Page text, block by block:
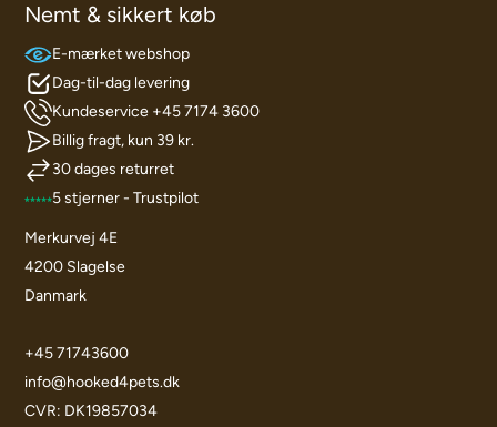
Nemt & sikkert køb
E-mærket webshop
Dag-til-dag levering
Kundeservice +45 7174 3600
Billig fragt, kun 39 kr.
30 dages returret
5 stjerner - Trustpilot
Merkurvej 4E
4200 Slagelse
Danmark
+45 71743600
info@hooked4pets.dk
CVR: DK19857034